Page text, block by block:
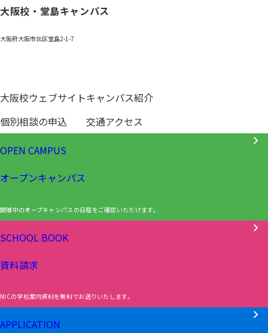
大阪校・堂島キャンパス
大阪府大阪市北区堂島2-1-7
大阪校ウェブサイトキャンパス紹介
個別相談の申込
交通アクセス
OPEN CAMPUS
オープンキャンパス
開催中のオープキャンパスの日程をご確認いただけます。
SCHOOL BOOK
資料請求
NICの学校案内資料を無料でお送りいたします。
APPLICATION